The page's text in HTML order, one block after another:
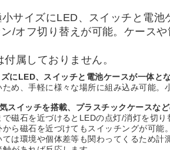
サイズにLED、スイッチと電
/オフ切り替えが可能。ケース
属しておりません。
にLED、スイッチと電池ケースが一体と
め、手軽に様々な場所に組み込み可能。
スイッチを搭載、プラスチックケースな
磁石を近づけるとLEDの点灯/消灯を切
ら磁石を近づけてもスイッチングが可能。
は環境や個体差等も関わってくるため